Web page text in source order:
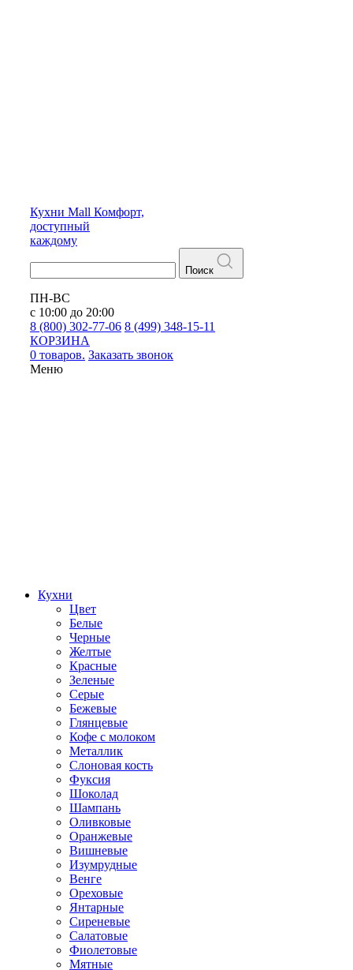
Кухни Mall Комфорт,
доступный
каждому
Поиск
ПН-ВС
с 10:00 до 20:00
8 (800) 302-77-06 8 (499) 348-15-11
КОРЗИНА
0 товаров. Заказать звонок
Меню
Кухни
Цвет
Белые
Черные
Желтые
Красные
Зеленые
Серые
Бежевые
Глянцевые
Кофе с молоком
Металлик
Слоновая кость
Фуксия
Шоколад
Шампань
Оливковые
Оранжевые
Вишневые
Изумрудные
Венге
Ореховые
Янтарные
Сиреневые
Салатовые
Фиолетовые
Мятные